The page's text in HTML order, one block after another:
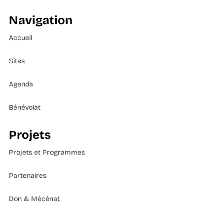
Navigation
Accueil
Sites
Agenda
Bénévolat
Projets
Projets et Programmes
Partenaires
Don & Mécénat